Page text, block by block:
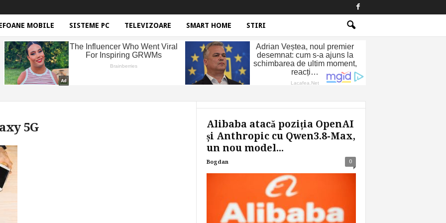
MOBILE SISTEME PC TELEVIZOARE SMART HOME STIRI
5G
Alibaba atacă poziția OpenAI
și Anthropic cu Qwen3.8-Max,
un nou model...
Bogdan 0